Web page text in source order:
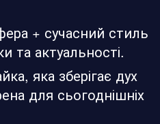
+ сучасний стиль
та актуальності.
яка зберігає дух
для сьогоднішніх